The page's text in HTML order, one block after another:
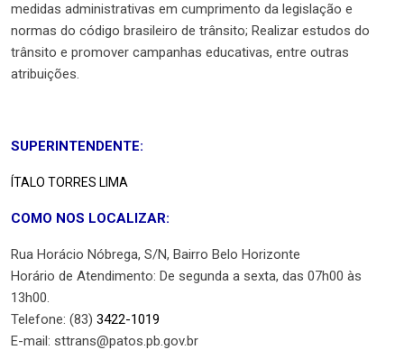
medidas administrativas em cumprimento da legislação e
normas do código brasileiro de trânsito; Realizar estudos do
trânsito e promover campanhas educativas, entre outras
atribuições.
SUPERINTENDENTE:
ÍTALO TORRES LIMA
COMO NOS LOCALIZAR:
Rua Horácio Nóbrega, S/N, Bairro Belo Horizonte
Horário de Atendimento: De segunda a sexta, das 07h00 às
13h00.
Telefone: (83) 3422-1019
E-mail: sttrans@patos.pb.gov.br